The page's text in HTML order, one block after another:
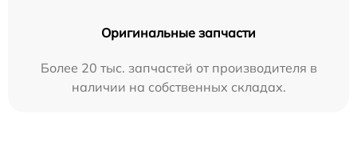
Оригинальные запчасти
Более 20 тыс. запчастей от производителя в
наличии на собственных складах.